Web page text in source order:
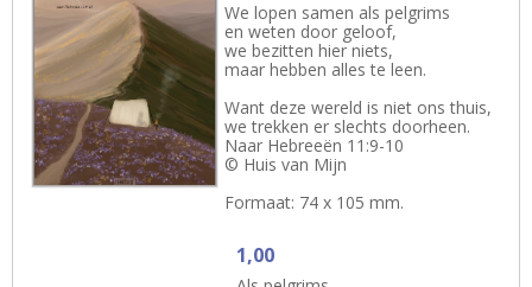
We lopen samen als pelgrims
en weten door geloof,
we bezitten hier niets,
maar hebben alles te leen.
Want deze wereld is niet ons thuis,
we trekken er slechts doorheen.
Naar Hebreeën 11:9-10
© Huis van Mijn
Formaat: 74 x 105 mm.
1,00